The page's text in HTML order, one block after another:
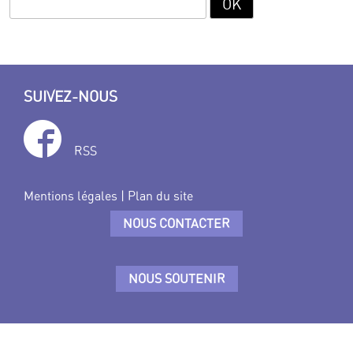
SUIVEZ-NOUS
RSS
Mentions légales | Plan du site
NOUS CONTACTER
NOUS SOUTENIR